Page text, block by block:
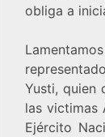
obliga a
Yusti, quien
las victimas
Ejército